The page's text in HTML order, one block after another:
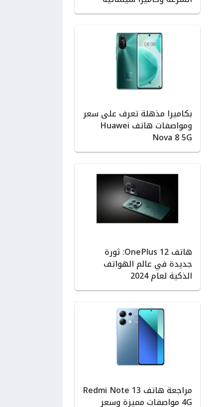
بكاميرا مذهلة تعرف على سعر
ومواصفات هاتف Huawei
Nova 8 5G
هاتف OnePlus 12: ثورة
جديدة في عالم الهواتف
الذكية لعام 2024
مراجعة هاتف Redmi Note 13
4G مواصفات مميزة وسعر